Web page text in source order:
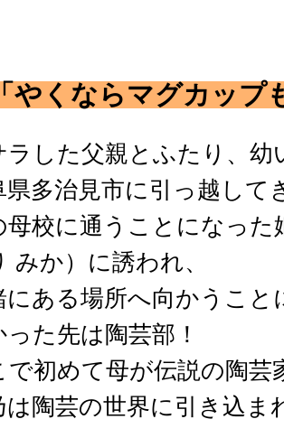
くならマグカップ
ラした父親とふたり、
県多治見市に引っ越して
母校に通うことになっ
みか）に誘われ、
にある場所へ向かうこと
った先は陶芸部！
で初めて母が伝説の陶
は陶芸の世界に引き込